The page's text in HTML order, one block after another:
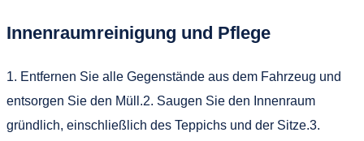
Innenraumreinigung und Pflege
1. Entfernen Sie alle Gegenstände aus dem Fahrzeug und
entsorgen Sie den Müll.2. Saugen Sie den Innenraum
gründlich, einschließlich des Teppichs und der Sitze.3.